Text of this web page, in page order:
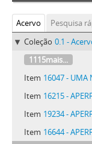
Acervo
Pesquisa
Coleção 0.1 - Acervo
1115mais...
Item 16047 - UMA NOVA VALVULA,
Item 16215 - APERFEIÇOAMENTOS
Item 19234 -
Item 16644 -